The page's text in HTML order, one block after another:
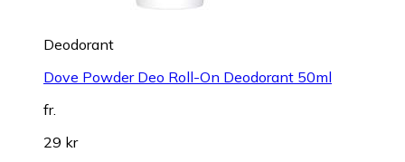
Deodorant
Dove Powder Deo Roll-On Deodorant 50ml
fr.
29 kr